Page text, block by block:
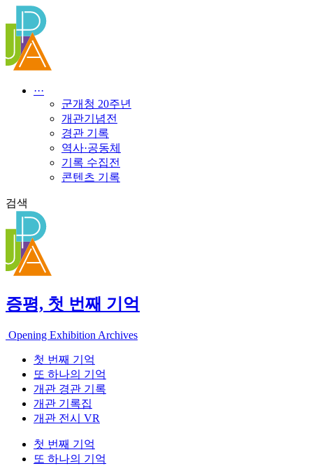
텐
로
건
···
군개청 20주년
개관기념전
경관 기록
역사·공동체
기록 수집전
콘텐츠 기록
검색
증평, 첫 번째 기억
Opening Exhibition Archives
첫 번째 기억
또 하나의 기억
개관 경관 기록
개관 기록집
개관 전시 VR
첫 번째 기억
또 하나의 기억